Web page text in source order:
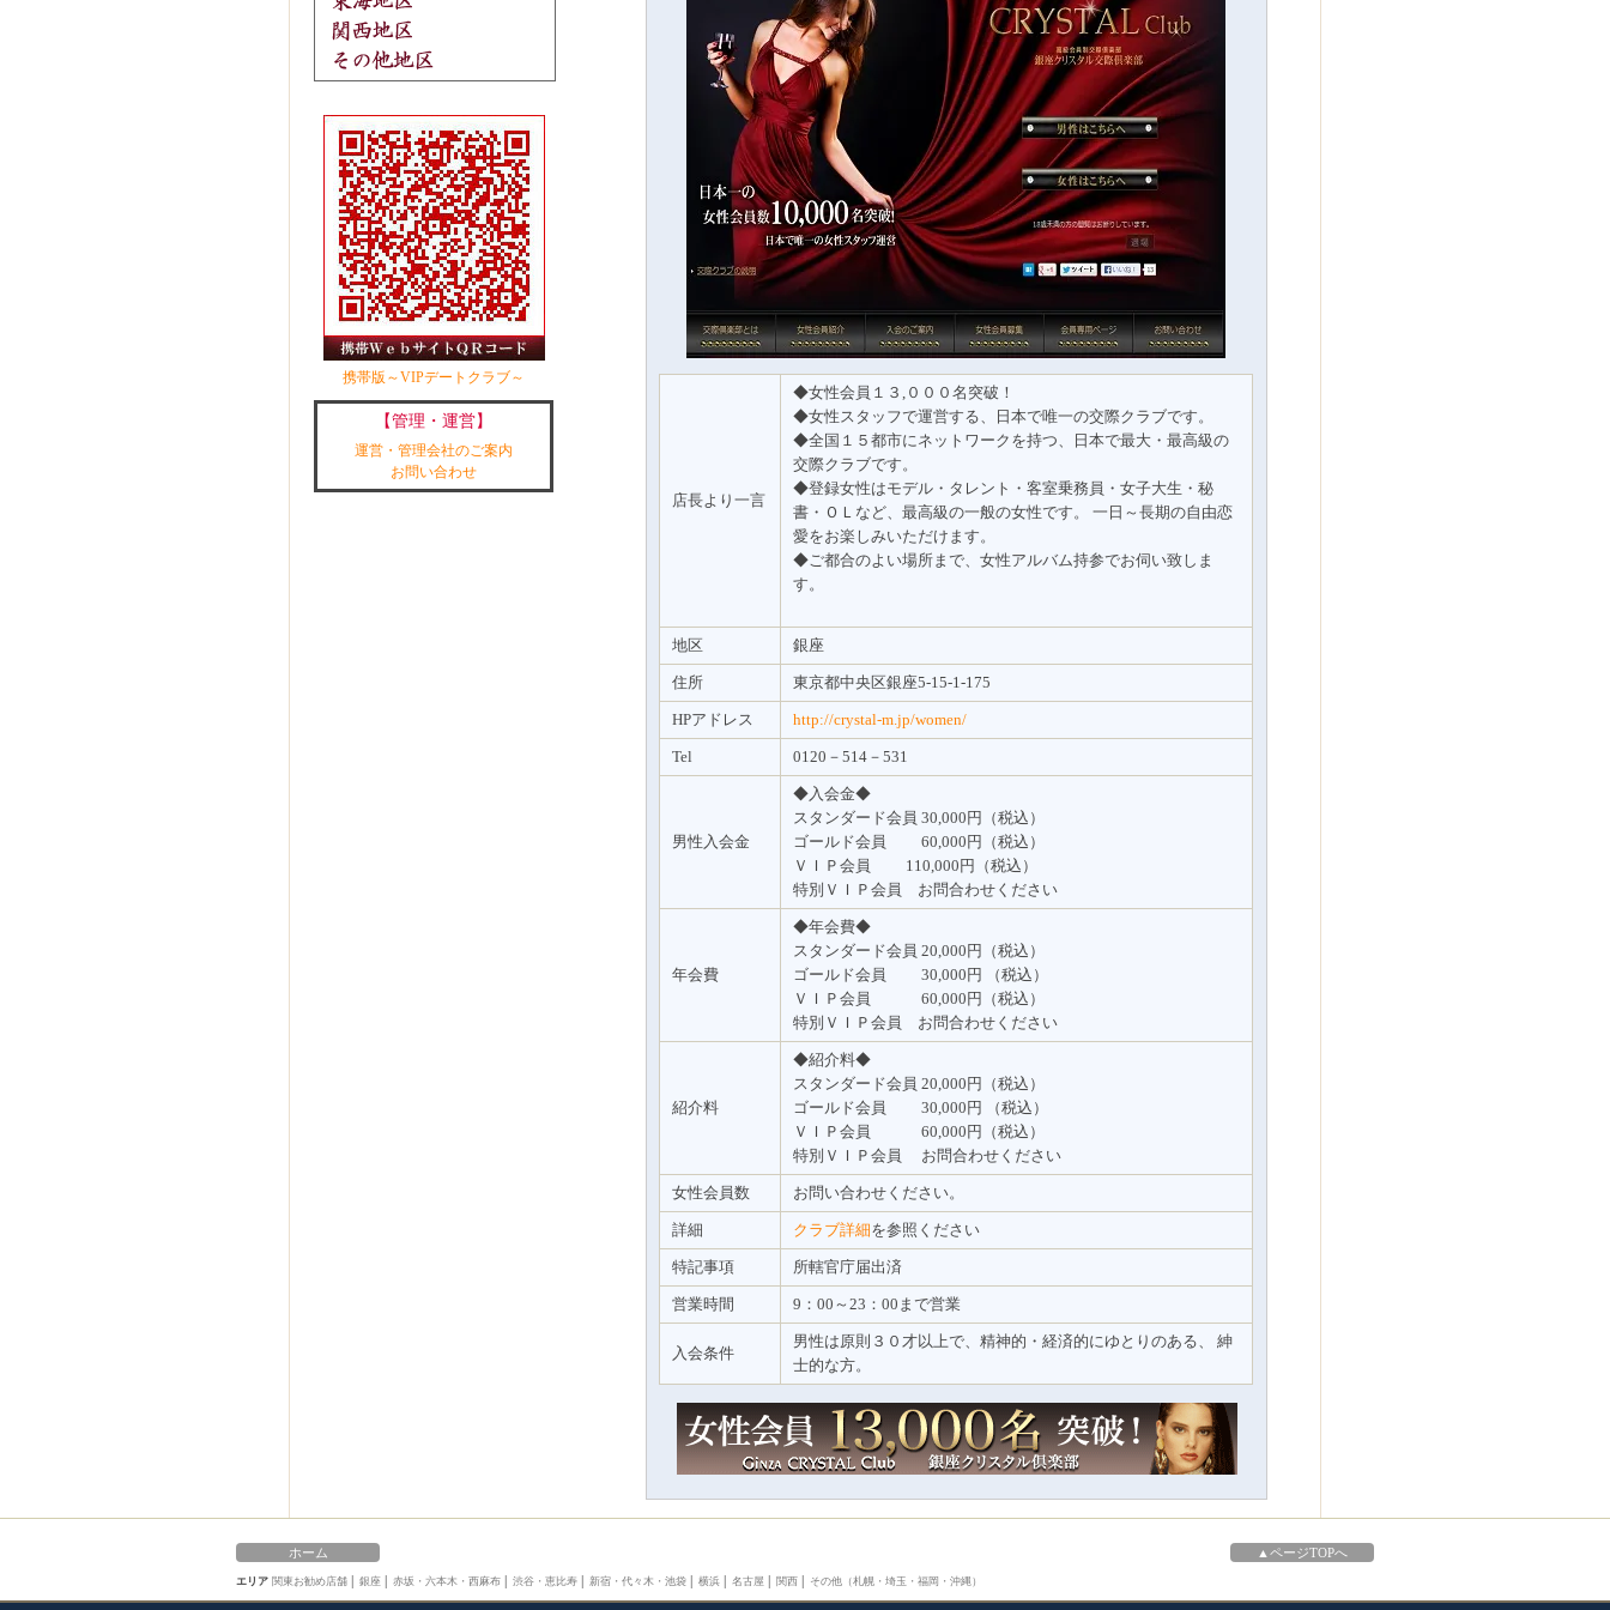
携帯版～VIPデートクラブ～
【管理・運営】
運営・管理会社のご案内
お問い合わせ
店長より一言
◆女性会員１３,０００名突破！
◆女性スタッフで運営する、日本で唯一の交際クラブです。
◆全国１５都市にネットワークを持つ、日本で最大・最高級の
交際クラブです。
◆登録女性はモデル・タレント・客室乗務員・女子大生・秘
書・ＯＬなど、最高級の一般の女性です。 一日～長期の自由恋
愛をお楽しみいただけます。
◆ご都合のよい場所まで、女性アルバム持参でお伺い致しま
す。
地区 銀座
住所 東京都中央区銀座5-15-1-175
HPアドレス http://crystal-m.jp/women/
Tel 0120－514－531
男性入会金
◆入会金◆
スタンダード会員 30,000円（税込）
ゴールド会員 60,000円（税込）
ＶＩＰ会員 110,000円（税込）
特別ＶＩＰ会員 お問合わせください
年会費
◆年会費◆
スタンダード会員 20,000円（税込）
ゴールド会員 30,000円 （税込）
ＶＩＰ会員 60,000円（税込）
特別ＶＩＰ会員 お問合わせください
紹介料
◆紹介料◆
スタンダード会員 20,000円（税込）
ゴールド会員 30,000円 （税込）
ＶＩＰ会員 60,000円（税込）
特別ＶＩＰ会員 お問合わせください
女性会員数 お問い合わせください。
詳細 クラブ詳細を参照ください
特記事項 所轄官庁届出済
営業時間 9：00～23：00まで営業
入会条件
男性は原則３０才以上で、精神的・経済的にゆとりのある、 紳
士的な方。
▲ページTOPへ
ホーム
エリア 関東お勧め店舗 銀座 赤坂・六本木・西麻布 渋谷・恵比寿 新宿・代々木・池袋 横浜 名古屋 関西 その他（札幌・埼玉・福岡・沖縄）